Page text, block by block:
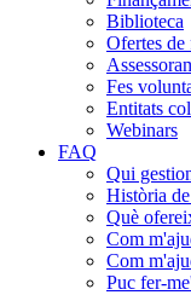
Biblioteca
Ofertes de
Fes
Entitats
Webinars
FAQ
Qui
Història
Què
Com
Com
Puc fer-